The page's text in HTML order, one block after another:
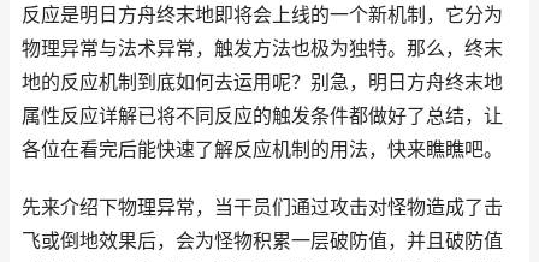
反应是明日方舟终末地即将会上线的一个新机制，它分为
物理异常与法术异常，触发方法也极为独特。那么，终末
地的反应机制到底如何去运用呢？别急，明日方舟终末地
属性反应详解已将不同反应的触发条件都做好了总结，让
各位在看完后能快速了解反应机制的用法，快来瞧瞧吧。
先来介绍下物理异常，当干员们通过攻击对怪物造成了击
飞或倒地效果后，会为怪物积累一层破防值，并且破防值